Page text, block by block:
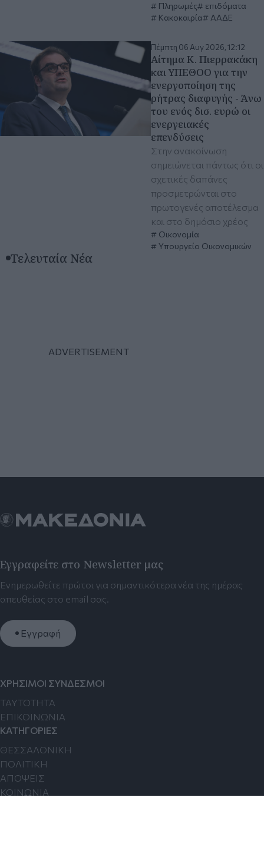
Πληρωμές
επιδόματα
Κακοκαιρία
ΑΑΔΕ
Πέμπτη 06 Αυγ 2026, 12:12
Αίτημα Κ. Πιερρακάκη
και ΥΠΕΘΟΟ για την
ενεργοποίηση της
ρήτρας διαφυγής - Άνω
του ενός δισ. ευρώ οι
ενεργειακές
επενδύσεις
Στην ανακοίνωση
σημειώνεται πάντως ότι οι
σχετικές δαπάνες
προσμετρώνται στο
πρωτογενές αποτέλεσμα
και στο δημόσιο χρέος
Οικονομία
Υπουργείο Οικονομικών
Τελευταία Νέα
Εγγραφείτε στο Newsletter μας
Ενημερωθείτε πρώτοι για σημαντικότερα νέα της ημέρας
απευθείας στο email σας.
Εγγραφή
ΧΡΗΣΙΜΟΙ ΣΥΝΔΕΣΜΟΙ
TAYTOTHTA
ΕΠΙΚΟΙΝΩΝΙΑ
ΚΑΤΗΓΟΡΙΕΣ
ΘΕΣΣΑΛΟΝΙΚΗ
ΠΟΛΙΤΙΚΗ
ΑΠΟΨΕΙΣ
ΚΟΙΝΩΝΙΑ